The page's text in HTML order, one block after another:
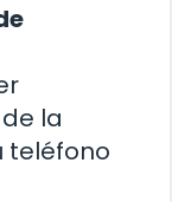
la
teléfono